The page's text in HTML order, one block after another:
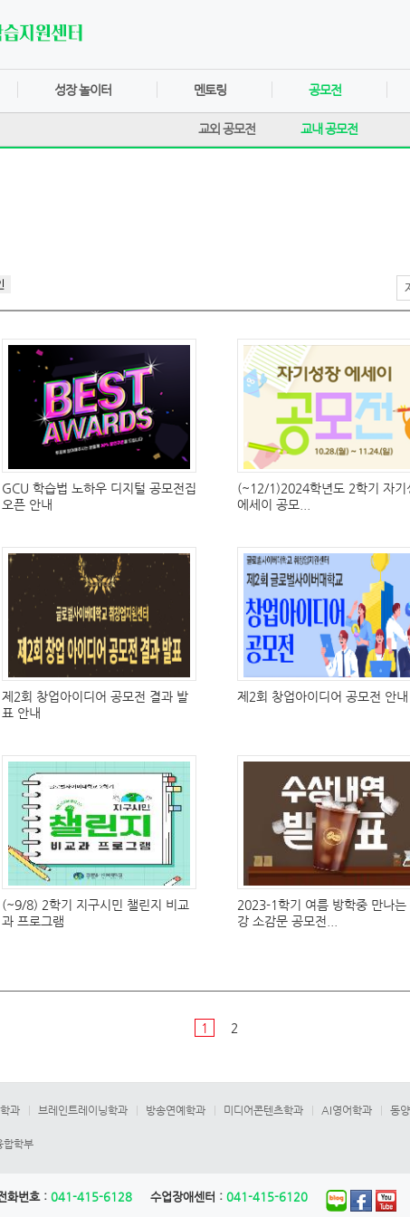
성장 놀이터 멘토링 공모전
교외 공모전 교내 공모전
GCU 학습법 노하우 디지털 공모전집
오픈 안내
(~12/1)2024학년도 2학기 자기
에세이 공모...
제2회 창업아이디어 공모전 결과 발
표 안내
제2회 창업아이디어 공모전 안내
(~9/8) 2학기 지구시민 챌린지 비교
과 프로그램
2023-1학기 여름 방학중 만나는
강 소감문 공모전...
1 2
과 브레인트레이닝학과 방송연예학과 미디어콘텐츠학과 AI영어학과 동
합학부
화번호 : 041-415-6128 수업장애센터 : 041-415-6120